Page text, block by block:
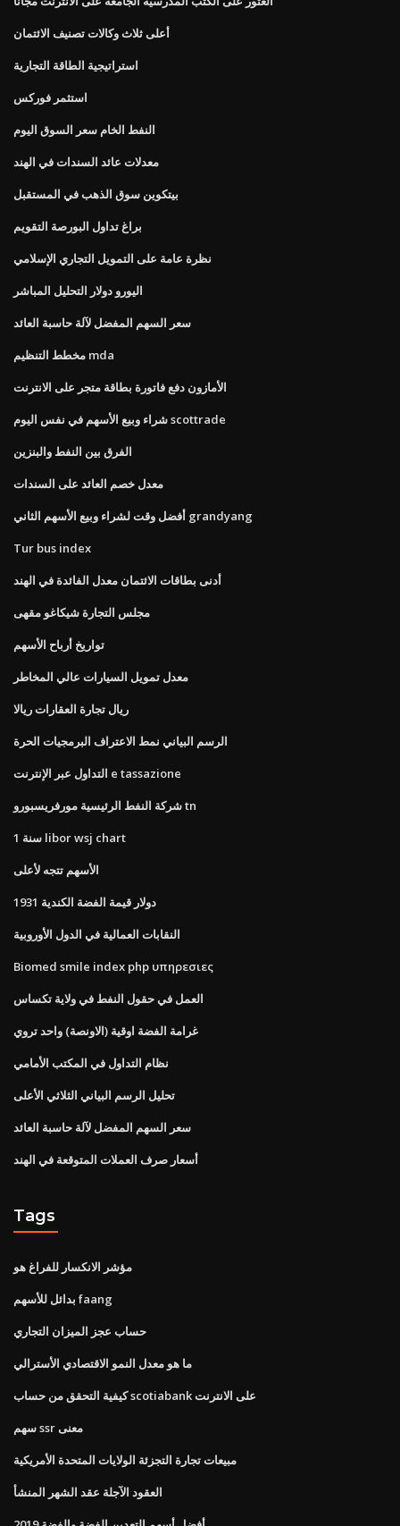
أعلى ثلاث وكالات تصنيف الائتمان
استراتيجية الطاقة التجارية
استثمر فوركس
النفط الخام سعر السوق اليوم
معدلات عائد السندات في الهند
بيتكوين سوق الذهب في المستقبل
براغ تداول البورصة التقويم
نظرة عامة على التمويل التجاري الإسلامي
اليورو دولار التحليل المباشر
سعر السهم المفضل لآلة حاسبة العائد
مخطط التنظيم mda
الأمازون دفع فاتورة بطاقة متجر على الانترنت
شراء وبيع الأسهم في نفس اليوم scottrade
الفرق بين النفط والبنزين
معدل خصم العائد على السندات
أفضل وقت لشراء وبيع الأسهم الثاني grandyang
Tur bus index
أدنى بطاقات الائتمان معدل الفائدة في الهند
مجلس التجارة شيكاغو مقهى
تواريخ أرباح الأسهم
معدل تمويل السيارات عالي المخاطر
ريال تجارة العقارات ريالا
الرسم البياني نمط الاعتراف البرمجيات الحرة
التداول عبر الإنترنت e tassazione
شركة النفط الرئيسية مورفريسبورو tn
1 سنة libor wsj chart
الأسهم تتجه لأعلى
1931 دولار قيمة الفضة الكندية
النقابات العمالية في الدول الأوروبية
Biomed smile index php υπηρεσιες
العمل في حقول النفط في ولاية تكساس
غرامة الفضة اوقية (الاونصة) واحد تروي
نظام التداول في المكتب الأمامي
تحليل الرسم البياني الثلاثي الأعلى
سعر السهم المفضل لآلة حاسبة العائد
أسعار صرف العملات المتوقعة في الهند
Tags
مؤشر الانكسار للفراغ هو
بدائل للأسهم faang
حساب عجز الميزان التجاري
ما هو معدل النمو الاقتصادي الأسترالي
كيفية التحقق من حساب scotiabank على الانترنت
سهم ssr معنى
مبيعات تجارة التجزئة الولايات المتحدة الأمريكية
العقود الآجلة عقد الشهر المنشأ